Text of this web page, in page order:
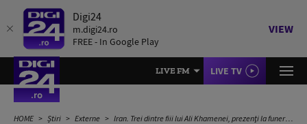
Digi24
m.digi24.ro
FREE - In Google Play
VIEW
LIVE FM LIVE TV
HOME Știri Externe Iran. Trei dintre fiii lui Ali Khamenei, prezenţi la funeralii. Care a fost marele absent de la ceremonii